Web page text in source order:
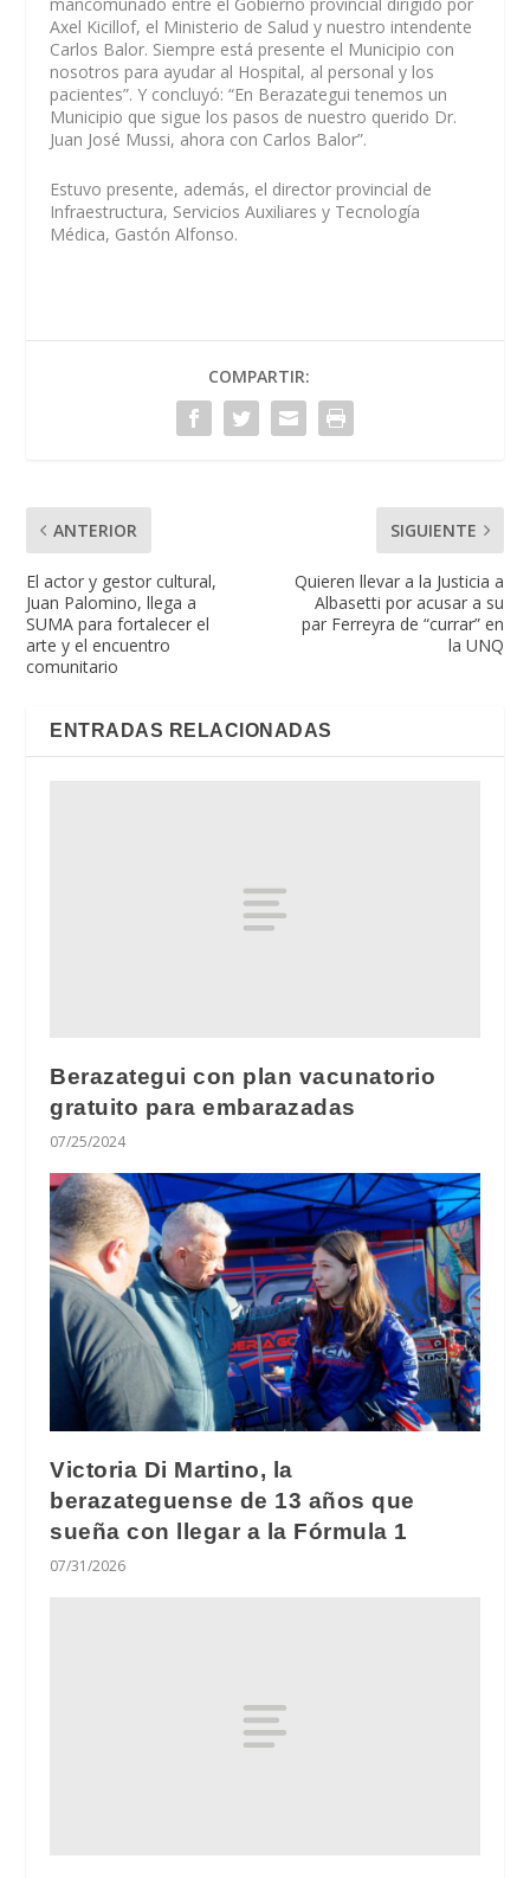
Axel Kicillof, el Ministerio de Salud y nuestro intendente
Carlos Balor. Siempre está presente el Municipio con
nosotros para ayudar al Hospital, al personal y los
pacientes”. Y concluyó: “En Berazategui tenemos un
Municipio que sigue los pasos de nuestro querido Dr.
Juan José Mussi, ahora con Carlos Balor”.
Estuvo presente, además, el director provincial de
Infraestructura, Servicios Auxiliares y Tecnología
Médica, Gastón Alfonso.
COMPARTIR:
ANTERIOR
El actor y gestor cultural,
Juan Palomino, llega a
SUMA para fortalecer el
arte y el encuentro
comunitario
SIGUIENTE
Quieren llevar a la Justicia a
Albasetti por acusar a su
par Ferreyra de “currar” en
la UNQ
ENTRADAS RELACIONADAS
Berazategui con plan vacunatorio
gratuito para embarazadas
07/25/2024
Victoria Di Martino, la
berazateguense de 13 años que
sueña con llegar a la Fórmula 1
07/31/2026